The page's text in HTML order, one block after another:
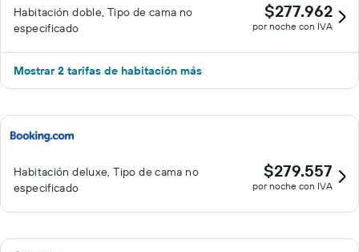
Habitación doble, Tipo de cama no
especificado
$277.962
por noche con IVA
Mostrar 2 tarifas de habitación más
Habitación deluxe, Tipo de cama no
especificado
$279.557
por noche con IVA